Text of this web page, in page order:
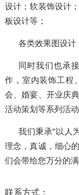
设计；软装饰设计
板设计等；
各类效果图设计
同时我们也承
作，室内装饰工程
会、婚宴、开业庆
活动策划等系列活动
我们秉承“以人
理念，真诚，细心
们会带给您万分的满
联系方式：